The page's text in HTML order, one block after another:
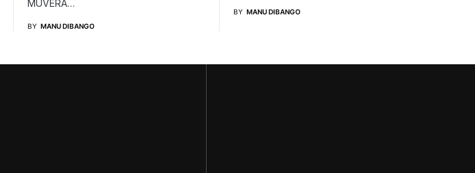
MUVERA…
BY MANU DIBANGO
BY MANU DIBANGO